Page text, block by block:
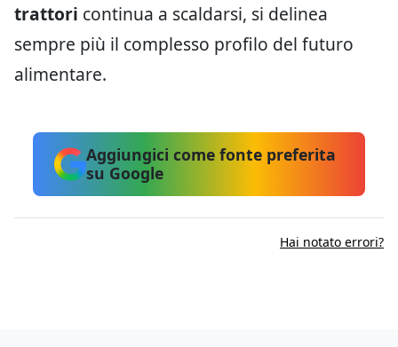
trattori continua a scaldarsi, si delinea
sempre più il complesso profilo del futuro
alimentare.
Aggiungici come fonte preferita
su Google
Hai notato errori?